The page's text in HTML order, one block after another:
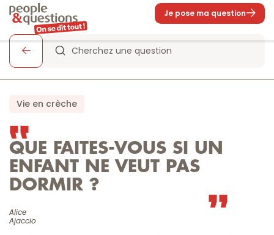
Je pose ma question
Cherchez une question
Vie en crèche
QUE FAITES-VOUS SI UN
ENFANT NE VEUT PAS
DORMIR ?
Alice
Ajaccio